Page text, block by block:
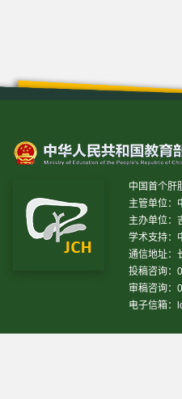
中国首个肝
主管单位：
主办单位：
学术支持：
通信地址：
投稿咨询：
审稿咨询：
电子信箱：